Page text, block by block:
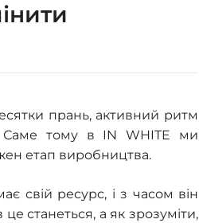
прань, активний ритм
Саме тому в IN WHITE ми
етап виробництва.
свій ресурс, і з часом він
станеться, а як зрозуміти,